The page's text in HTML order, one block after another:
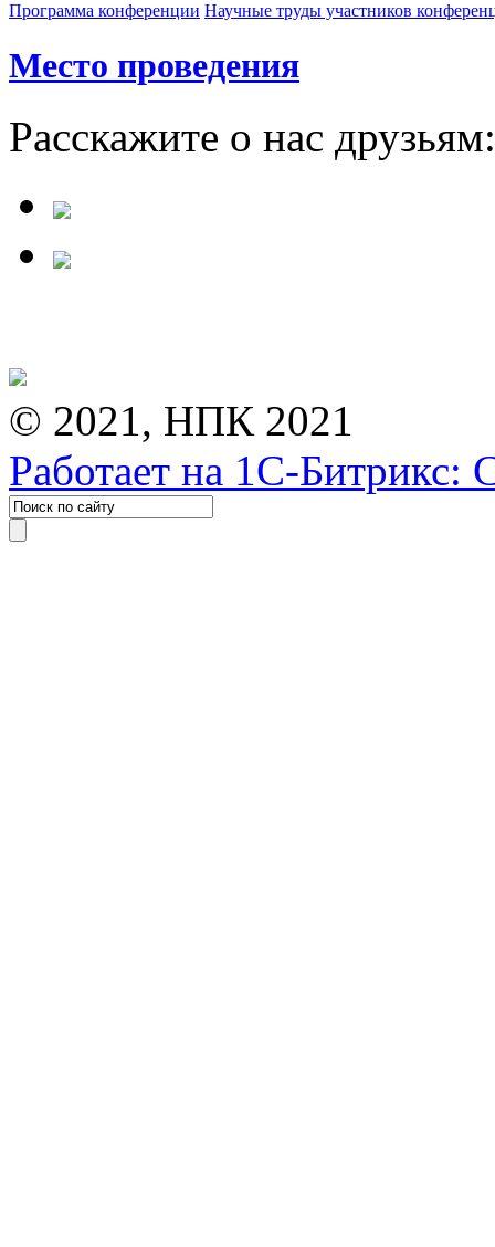
Программа конференции Научные труды участников
Место проведения
Расскажите о нас друзьям:
© 2021, НПК 2021
Работает на 1С-Битрикс: